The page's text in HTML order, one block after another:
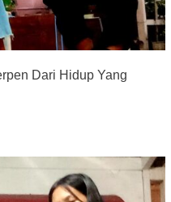
Dari Hidup Yang